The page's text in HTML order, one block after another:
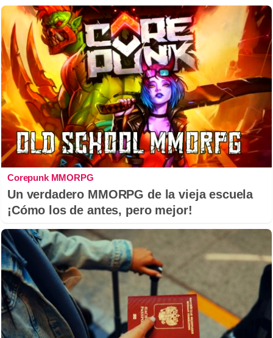
Corepunk MMORPG
Un verdadero MMORPG de la vieja escuela
¡Cómo los de antes, pero mejor!